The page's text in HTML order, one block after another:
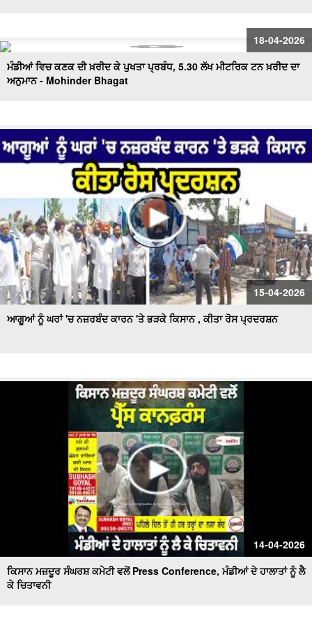
18-04-2026
ਮੰਡੀਆਂ ਵਿਚ ਕਣਕ ਦੀ ਖ਼ਰੀਦ ਕੇ ਪੁਖਤਾ ਪ੍ਰਬੰਧ, 5.30 ਲੱਖ ਮੀਟਰਿਕ ਟਨ ਖ਼ਰੀਦ ਦਾ
ਅਨੁਮਾਨ - Mohinder Bhagat
15-04-2026
ਆਗੂਆਂ ਨੂੰ ਘਰਾਂ 'ਚ ਨਜ਼ਰਬੰਦ ਕਾਰਨ 'ਤੇ ਭੜਕੇ ਕਿਸਾਨ , ਕੀਤਾ ਰੋਸ ਪ੍ਰਦਰਸ਼ਨ
14-04-2026
ਕਿਸਾਨ ਮਜ਼ਦੂਰ ਸੰਘਰਸ਼ ਕਮੇਟੀ ਵਲੋਂ Press Conference, ਮੰਡੀਆਂ ਦੇ ਹਾਲਾਤਾਂ ਨੂੰ ਲੈ
ਕੇ ਚਿਤਾਵਨੀ